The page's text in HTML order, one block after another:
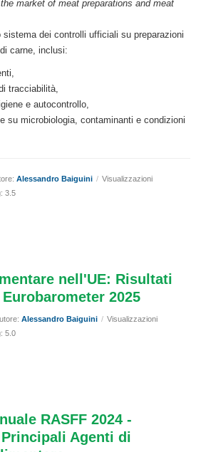
market of meat preparations and meat
sistema dei controlli ufficiali su preparazioni
carne, inclusi:
tracciabilità,
e autocontrollo,
su microbiologia, contaminanti e condizioni
Alessandro Baiguini / Visualizzazioni
3.5
nell'UE: Risultati
2025
Alessandro Baiguini / Visualizzazioni
5.0
RASFF 2024 -
Agenti di